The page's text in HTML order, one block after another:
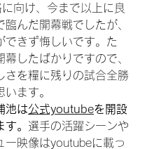
向け、今まで以上に良
臨んだ開幕戦でしたが、
できず悔しいです。た
幕したばかりですので、
さを糧に残りの試合全勝
います。
池は公式youtubeを開設
す。 選手の活躍シーンや
ー映像はyoutubeに載っ